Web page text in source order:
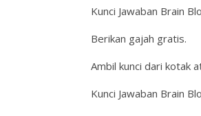
Kunci Jawaban Brain
Berikan gajah gratis.
Ambil kunci dari kotak
Kunci Jawaban Brain